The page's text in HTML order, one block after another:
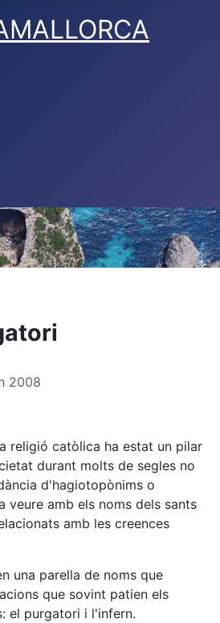
2008
religió catòlica ha estat un pilar
durant molts de segles no
d'hagiotopònims o
veure amb els noms dels sants
amb les creences
una parella de noms que
que sovint patien els
el purgatori i l'infern.